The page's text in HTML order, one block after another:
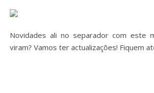
Novidades ali no separador com este mesmo nome! Já
viram? Vamos ter actualizações! Fiquem